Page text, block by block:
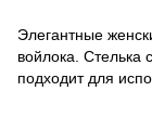
Элегантные
войлока.
подходит для